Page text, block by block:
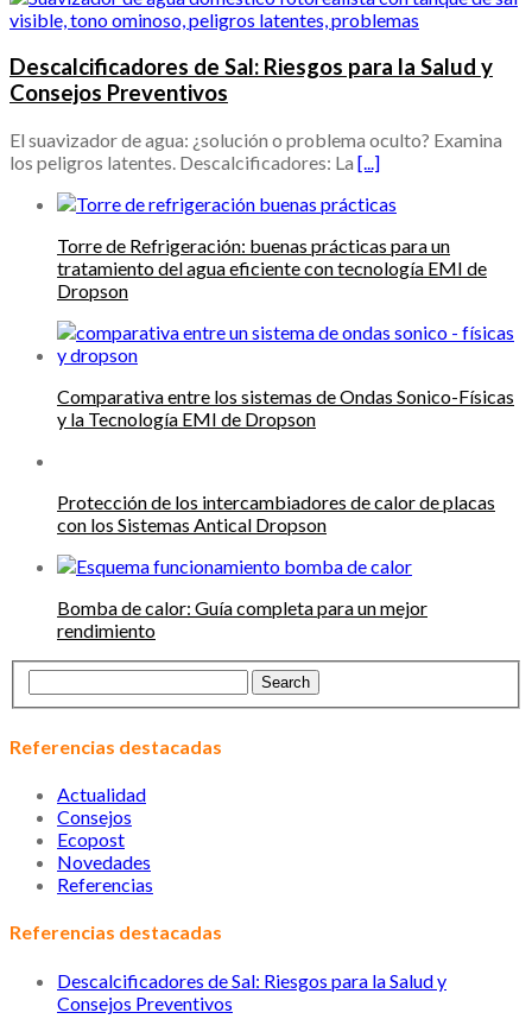
Descalcificadores de Sal: Riesgos para la Salud y
Consejos Preventivos
El suavizador de agua: ¿solución o problema oculto? Examina
los peligros latentes. Descalcificadores: La [...]
Torre de Refrigeración: buenas prácticas para un
tratamiento del agua eficiente con tecnología EMI de
Dropson
Comparativa entre los sistemas de Ondas Sonico-Físicas
y la Tecnología EMI de Dropson
Protección de los intercambiadores de calor de placas
con los Sistemas Antical Dropson
Bomba de calor: Guía completa para un mejor
rendimiento
Referencias destacadas
Actualidad
Consejos
Ecopost
Novedades
Referencias
Referencias destacadas
Descalcificadores de Sal: Riesgos para la Salud y
Consejos Preventivos